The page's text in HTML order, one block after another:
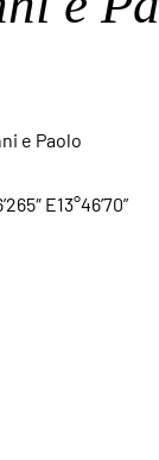
e Paolo
E13°46’70”